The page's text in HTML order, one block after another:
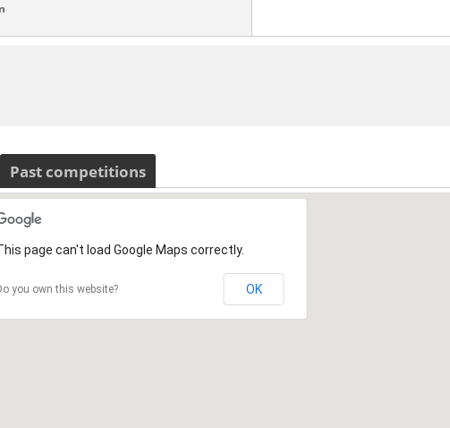
Past competitions
page can't load Google Maps correctly.
you own this website? OK